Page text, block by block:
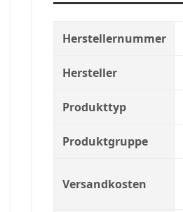
Herstellernummer
Hersteller
Produkttyp
Produktgruppe
Versandkosten